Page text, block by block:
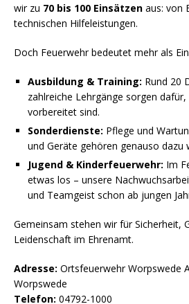
wir zu 70 bis 100 Einsätzen aus: von
technischen Hilfeleistungen.
Doch Feuerwehr bedeutet mehr als
Ausbildung & Training: Rund 20
zahlreiche Lehrgänge sorgen
vorbereitet sind.
Sonderdienste: Pflege und
und Geräte gehören genauso dazu
Jugend & Kinderfeuerwehr: Im
etwas los – unsere
und Teamgeist schon ab jungen
Gemeinsam stehen wir für Sicherheit,
Leidenschaft im Ehrenamt.
Adresse: Ortsfeuerwehr Worpswede
Worpswede
Telefon: 04792-1000